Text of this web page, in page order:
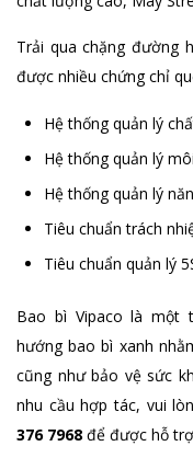
Trải qua chặng đường
được nhiều chứng chỉ
Hệ thống quản lý
Hệ thống quản lý
Hệ thống quản lý
Tiêu chuẩn trách
Tiêu chuẩn quản lý
Bao bì Vipaco là một
hướng bao bì xanh
cũng như bảo vệ sức
nhu cầu hợp tác, vui
376 7968 để được hỗ